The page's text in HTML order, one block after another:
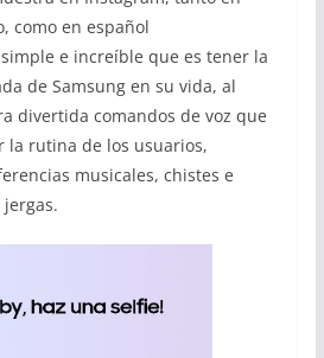
como en español
e increíble que es tener la
de Samsung en su vida, al
divertida comandos de voz que
la rutina de los usuarios,
musicales, chistes e